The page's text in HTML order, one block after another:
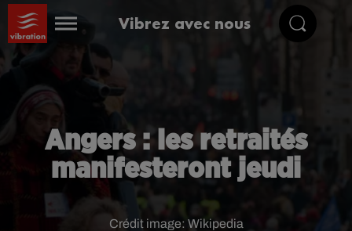
Vibrez avec nous
Angers : les retraités
manifesteront jeudi
Crédit image: Wikipedia